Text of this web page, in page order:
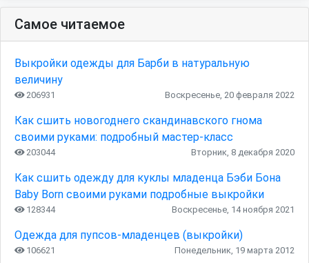
Самое читаемое
Выкройки одежды для Барби в натуральную
величину
206931 Воскресенье, 20 февраля 2022
Как сшить новогоднего скандинавского гнома
своими руками: подробный мастер-класс
203044 Вторник, 8 декабря 2020
Как сшить одежду для куклы младенца Бэби Бона
Baby Born своими руками подробные выкройки
128344 Воскресенье, 14 ноября 2021
Одежда для пупсов-младенцев (выкройки)
106621 Понедельник, 19 марта 2012